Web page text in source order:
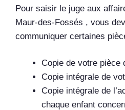
Pour saisir le juge aux
Maur-des-Fossés , vous
communiquer certaines
Copie de votre pièce
Copie intégrale de
Copie intégrale de
chaque enfant